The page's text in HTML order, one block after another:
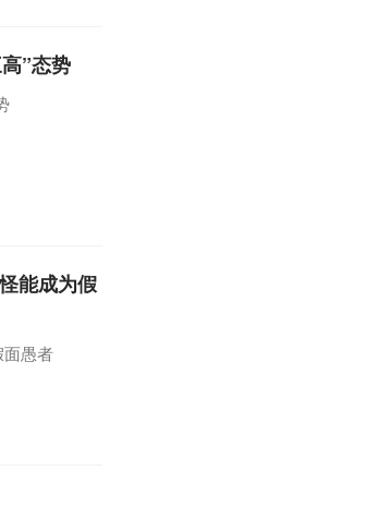
”态势
能成为假
面愚者